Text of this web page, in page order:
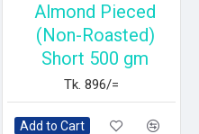
Almond Pieced
(Non-Roasted)
Short 500 gm
Tk. 896/=
Add to Cart